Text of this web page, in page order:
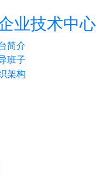
业技术中心
简介
班子
架构